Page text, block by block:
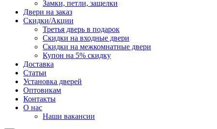
Замки, петли, защелки
Двери на заказ
Скидки/Акции
Третья дверь в подарок
Скидки на входные двери
Скидки на межкомнатные двери
Купон на 5% скидку
Доставка
Статьи
Установка дверей
Оптовикам
Контакты
О нас
Наши вакансии